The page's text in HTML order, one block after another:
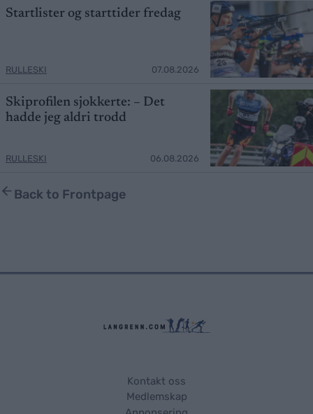
Startlister og starttider fredag
RULLESKI 07.08.2026
Skiprofilen sjokkerte: – Det
hadde jeg aldri trodd
RULLESKI 06.08.2026
Back to Frontpage
Kontakt oss
Medlemskap